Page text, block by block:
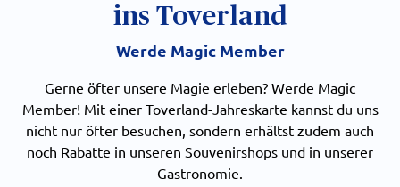
ins Toverland
Werde Magic Member
Gerne öfter unsere Magie erleben? Werde Magic
Member! Mit einer Toverland-Jahreskarte kannst du uns
nicht nur öfter besuchen, sondern erhältst zudem auch
noch Rabatte in unseren Souvenirshops und in unserer
Gastronomie.